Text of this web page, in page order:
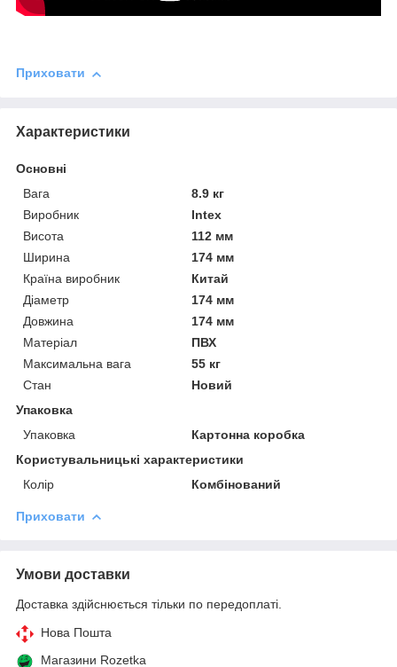
Приховати
Характеристики
Основні
Вага
8.9 кг
Виробник
Intex
Висота
112 мм
Ширина
174 мм
Країна виробник
Китай
Діаметр
174 мм
Довжина
174 мм
Матеріал
ПВХ
Максимальна вага
55 кг
Стан
Новий
Упаковка
Упаковка
Картонна коробка
Користувальницькі характеристики
Колір
Комбінований
Приховати
Умови доставки
Доставка здійснюється тільки по передоплаті.
Нова Пошта
Магазини Rozetka